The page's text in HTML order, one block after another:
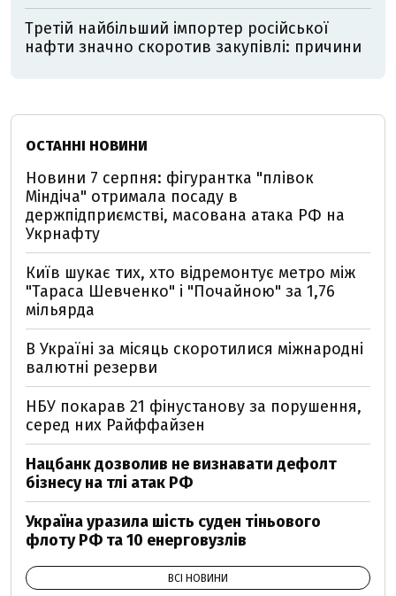
Третій найбільший імпортер російської
нафти значно скоротив закупівлі: причини
ОСТАННІ НОВИНИ
Новини 7 серпня: фігурантка "плівок
Міндіча" отримала посаду в
держпідприємстві, масована атака РФ на
Укрнафту
Київ шукає тих, хто відремонтує метро між
"Тараса Шевченко" і "Почайною" за 1,76
мільярда
В Україні за місяць скоротилися міжнародні
валютні резерви
НБУ покарав 21 фінустанову за порушення,
серед них Райффайзен
Нацбанк дозволив не визнавати дефолт
бізнесу на тлі атак РФ
Україна уразила шість суден тіньового
флоту РФ та 10 енерговузлів
ВСІ НОВИНИ